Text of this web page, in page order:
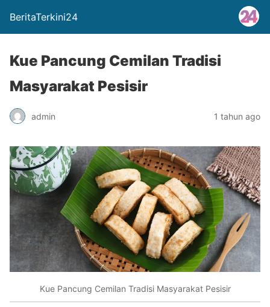
BeritaTerkini24
Kue Pancung Cemilan Tradisi
Masyarakat Pesisir
admin 1 tahun ago
Kue Pancung Cemilan Tradisi Masyarakat Pesisir